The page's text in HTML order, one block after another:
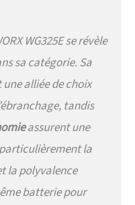
80v max Garantie
3 offerts) sous
sur
WG325E se révèle
sa catégorie. Sa
alliée de choix
tandis
assurent une
la
la polyvalence
batterie pour